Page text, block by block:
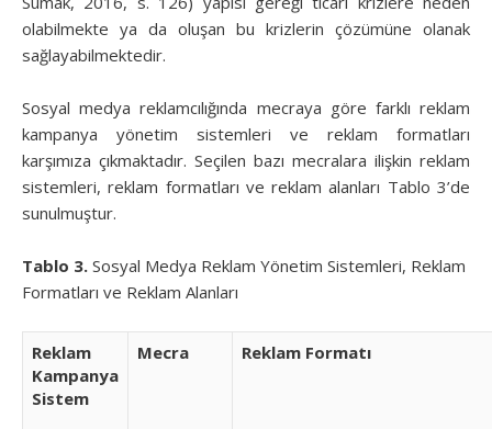
olabilmekte ya da oluşan bu krizlerin çözümüne olanak
sağlayabilmektedir.
Sosyal medya reklamcılığında mecraya göre farklı reklam
kampanya yönetim sistemleri ve reklam formatları
karşımıza çıkmaktadır. Seçilen bazı mecralara ilişkin reklam
sistemleri, reklam formatları ve reklam alanları Tablo 3’de
sunulmuştur.
Tablo 3. Sosyal Medya Reklam Yönetim Sistemleri, Reklam
Formatları ve Reklam Alanları
Reklam
Kampanya
Sistem
Mecra Reklam Formatı